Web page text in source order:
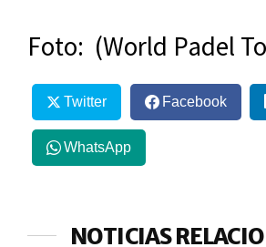
Foto: (World Padel
Twitter Facebook
WhatsApp
NOTICIAS